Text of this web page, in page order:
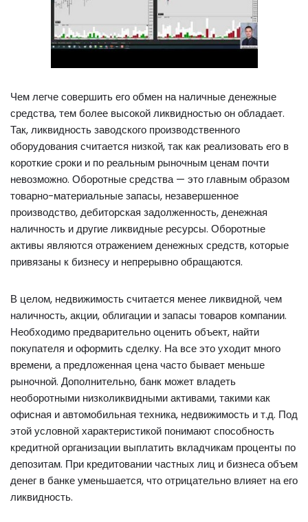
Чем легче совершить его обмен на наличные денежные
средства, тем более высокой ликвидностью он обладает.
Так, ликвидность заводского производственного
оборудования считается низкой, так как реализовать его в
короткие сроки и по реальным рыночным ценам почти
невозможно. Оборотные средства — это главным образом
товарно-материальные запасы, незавершенное
производство, дебиторская задолженность, денежная
наличность и другие ликвидные ресурсы. Оборотные
активы являются отражением денежных средств, которые
привязаны к бизнесу и непрерывно обращаются.
В целом, недвижимость считается менее ликвидной, чем
наличность, акции, облигации и запасы товаров компании.
Необходимо предварительно оценить объект, найти
покупателя и оформить сделку. На все это уходит много
времени, а предложенная цена часто бывает меньше
рыночной. Дополнительно, банк может владеть
необоротными низколиквидными активами, такими как
офисная и автомобильная техника, недвижимость и т.д. Под
этой условной характеристикой понимают способность
кредитной организации выплатить вкладчикам проценты по
депозитам. При кредитовании частных лиц и бизнеса объем
денег в банке уменьшается, что отрицательно влияет на его
ликвидность.